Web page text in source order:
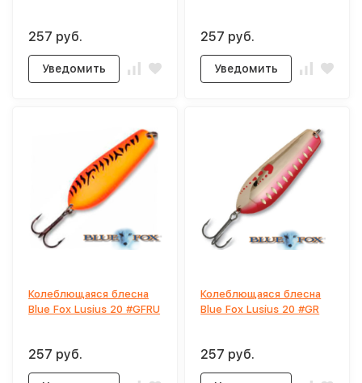
257 руб.
Уведомить
257 руб.
Уведомить
Колеблющаяся блесна
Blue Fox Lusius 20 #GFRU
257 руб.
Колеблющаяся блесна
Blue Fox Lusius 20 #GR
257 руб.